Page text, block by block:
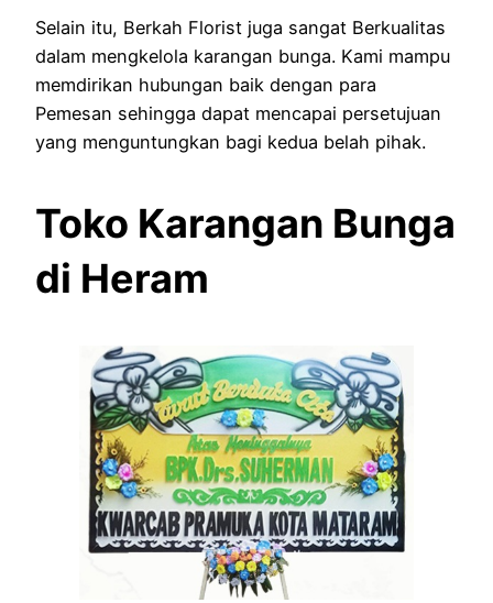
Selain itu, Berkah Florist juga sangat Berkualitas
dalam mengkelola karangan bunga. Kami mampu
memdirikan hubungan baik dengan para
Pemesan sehingga dapat mencapai persetujuan
yang menguntungkan bagi kedua belah pihak.
Toko Karangan Bunga
di Heram